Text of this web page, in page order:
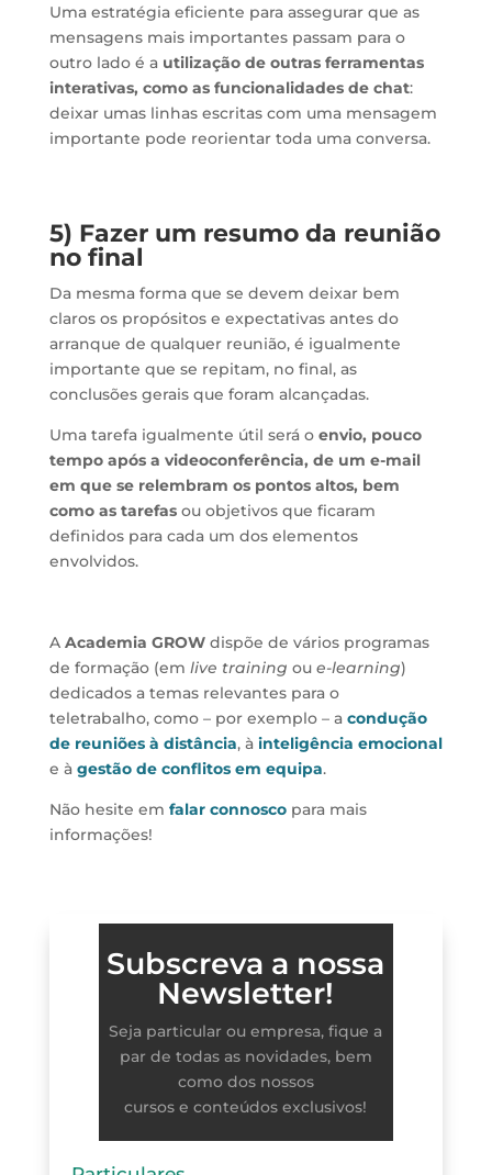
Uma estratégia eficiente para assegurar que as
mensagens mais importantes passam para o
outro lado é a utilização de outras ferramentas
interativas, como as funcionalidades de chat:
deixar umas linhas escritas com uma mensagem
importante pode reorientar toda uma conversa.
5) Fazer um resumo da reunião
no final
Da mesma forma que se devem deixar bem
claros os propósitos e expectativas antes do
arranque de qualquer reunião, é igualmente
importante que se repitam, no final, as
conclusões gerais que foram alcançadas.
Uma tarefa igualmente útil será o envio, pouco
tempo após a videoconferência, de um e-mail
em que se relembram os pontos altos, bem
como as tarefasou objetivos que ficaram
definidos para cada um dos elementos
envolvidos.
A Academia GROWdispõe de vários programas
de formação (em live training ou e-learning)
dedicados a temas relevantes para o
teletrabalho, como – por exemplo – a condução
de reuniões à distância, à inteligência emocional
e à gestão de conflitos em equipa.
Não hesite em falar connoscopara mais
informações!
Subscreva a nossa
Newsletter!
Seja particular ou empresa, fique a
par de todas as novidades, bem
como dos nossos
cursos e conteúdos exclusivos!